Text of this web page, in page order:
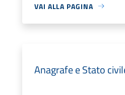
VAI ALLA PAGINA
Anagrafe e Stato